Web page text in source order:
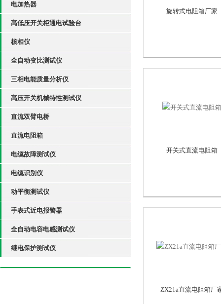
电加热器
高低压开关柜通电试验台
核相仪
全自动变比测试仪
三相电能质量分析仪
高压开关机械特性测试仪
直流双臂电桥
直流电阻箱
电缆故障测试仪
电缆识别仪
动平衡测试仪
手表式近电报警器
全自动电容电感测试仪
继电保护测试仪
旋转式电阻箱厂家
开关式直流电阻箱
ZX21a直流电阻箱厂